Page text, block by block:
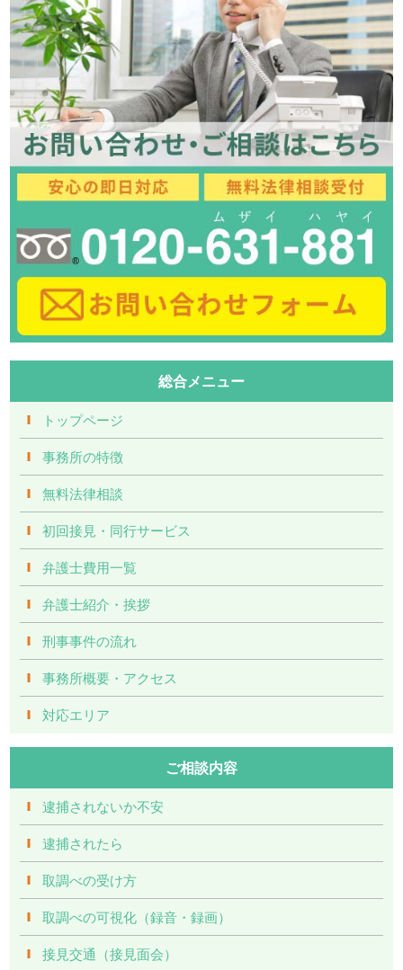
総合メニュー
トップページ
事務所の特徴
無料法律相談
初回接見・同行サービス
弁護士費用一覧
弁護士紹介・挨拶
刑事事件の流れ
事務所概要・アクセス
対応エリア
ご相談内容
逮捕されないか不安
逮捕されたら
取調べの受け方
取調べの可視化（録音・録画）
接見交通（接見面会）